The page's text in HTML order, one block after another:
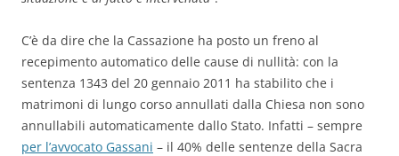
C’è da dire che la Cassazione ha posto un freno al
recepimento automatico delle cause di nullità: con la
sentenza 1343 del 20 gennaio 2011 ha stabilito che i
matrimoni di lungo corso annullati dalla Chiesa non sono
annullabili automaticamente dallo Stato. Infatti – sempre
per l’avvocato Gassani – il 40% delle sentenze della Sacra